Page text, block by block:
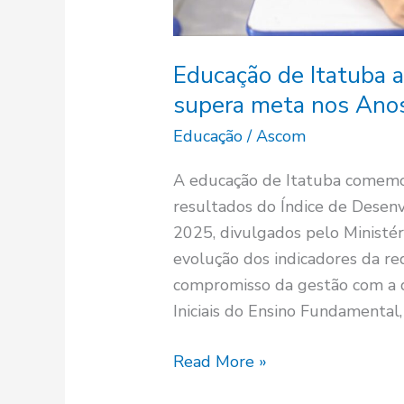
Educação de Itatuba
supera meta nos
Educação/Ascom
A educação de Itatuba
resultados do Índice de
2025, divulgados pelo
evolução dos indicadores da
compromisso da gestão com
Iniciais do Ensino
Read More »